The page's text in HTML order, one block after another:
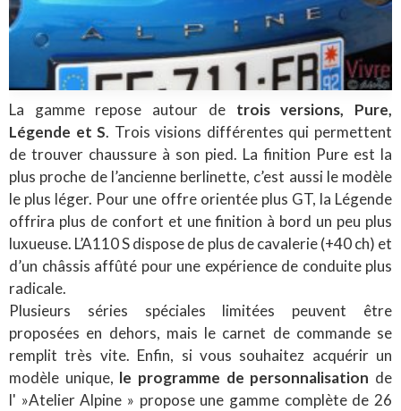
La gamme repose autour de trois versions, Pure,
Légende et S. Trois visions différentes qui permettent
de trouver chaussure à son pied. La finition Pure est la
plus proche de l’ancienne berlinette, c’est aussi le modèle
le plus léger. Pour une offre orientée plus GT, la Légende
offrira plus de confort et une finition à bord un peu plus
luxueuse. L’A110 S dispose de plus de cavalerie (+40 ch) et
d’un châssis affûté pour une expérience de conduite plus
radicale.
Plusieurs séries spéciales limitées peuvent être
proposées en dehors, mais le carnet de commande se
remplit très vite. Enfin, si vous souhaitez acquérir un
modèle unique, le programme de personnalisation de
l' »Atelier Alpine » propose une gamme complète de 26